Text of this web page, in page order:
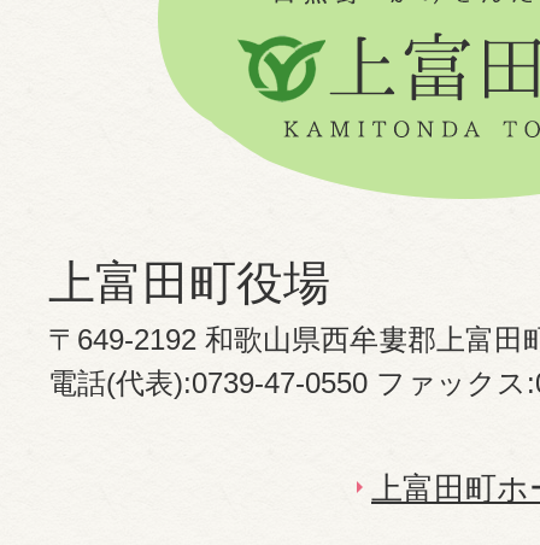
上富田町役場
〒649-2192 和歌山県西牟婁郡上富田
電話(代表):0739-47-0550 ファックス
上富田町